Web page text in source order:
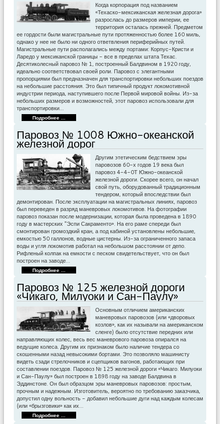
Когда корпорация под названием
«Техаско-мексиканская железная дорога»
разрослась до размеров империи, ее
территория осталась прежней. Предметом
ее гордости были магистральные пути протяженностью более 160 миль,
однако у нее не было ни одного ответвления периферийных путей.
Магис­тральные пути располагались между портами: Корпус-Кристи и
Ларедо у мексиканской границы - все в пределах штата Техас.
Десятиколесный паровоз № 1, построенный Балдвином в 1920 году,
идеально соответствовал своей роли. Паровоз с элегантными
пропорциями был предназначен для транспортировки небольших поездов
на небольшие расстояния. Это был типичный продукт локомотивной
индустрии периода, наступившего после Первой мировой войны. Из-за
небольших размеров и возможностей, этот паровоз использовали для
транспортировки…
Подробнее ...
Паровоз № 1008 Южно-океанской
железной дорог
Другим этетическим бедствием эры
паровозов 60-х годов 19 века был
паровоз 4-4-0Т Южно-океанской
железной дороги. Скорее всего, он начал
свой путь, оборудованный традиционным
тендером, который впоследствии был
демонтирован. После эксплуатации на магистральных линиях, паровоз
был переведен в разряд маневровых локомотивов. На фотографии
паровоз показан после модернизации, которая была проведена в 1890
году в мастерских "Эспи Сакраменто». На его раме спереди был
смонтирован громоздкий кран, а под кабиной установлены небольшие,
емкостью 50 галлонов, водные цистерны. Из-за ограниченного запаса
воды и угля локомотив работал на небольшом расстоянии от депо.
Рифленый колпак на емкости с песком свидетельствует, что он был
построен на заводе…
Подробнее ...
Паровоз № 125 железной дороги
«Чикаго, Милуоки и Сан-Паулу»
Основным отличием американских
маневровых паровозов (или «дворовых
козлов», как их называли на американском
сленге) было отсутствие передних или
направляющих колес, весь вес маневрового паровоза опирался на
ведущие колеса. Другим их признаком было наличие тендера со
скошенными назад невысокими бортами. Это позволяло машинисту
видеть сзади стрелочников и сцепщиков вагонов, работающих при
составлении поездов. Паровоз № 125 железной дороги «Чикаго. Милуоки
и Сан-Паулу» был построен в 1898 году на заводе Балдвина в
Эддинстоне. Он был образцом эры маневровых паровозов: простым,
прочным и надежным. Изготовитель, вероятно по требованию заказчика,
допустил одну вольность - добавил небольшие дуги над каждым колесам
(или «брызговики» как их…
Подробнее ...